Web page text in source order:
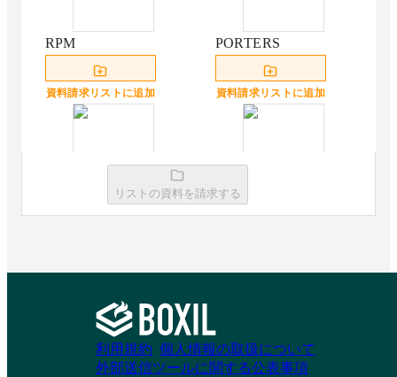
RPM
資料請求リストに追加
PORTERS
資料請求リストに追加
スタッフナビゲータ
リストの資料を請求する
利用規約 個人情報の取扱について
外部送信ツールに関する公表事項